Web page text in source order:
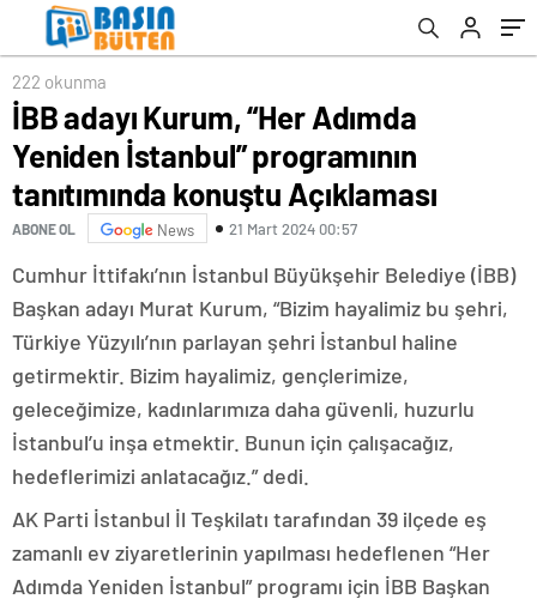
Açıklaması
222 okunma
İBB adayı Kurum, “Her Adımda
Yeniden İstanbul” programının
tanıtımında konuştu Açıklaması
ABONE OL News 21 Mart 2024 00:57
Cumhur İttifakı’nın İstanbul Büyükşehir Belediye (İBB)
Başkan adayı Murat Kurum, “Bizim hayalimiz bu şehri,
Türkiye Yüzyılı’nın parlayan şehri İstanbul haline
getirmektir. Bizim hayalimiz, gençlerimize,
geleceğimize, kadınlarımıza daha güvenli, huzurlu
İstanbul’u inşa etmektir. Bunun için çalışacağız,
hedeflerimizi anlatacağız.” dedi.
AK Parti İstanbul İl Teşkilatı tarafından 39 ilçede eş
zamanlı ev ziyaretlerinin yapılması hedeflenen “Her
Adımda Yeniden İstanbul” programı için İBB Başkan